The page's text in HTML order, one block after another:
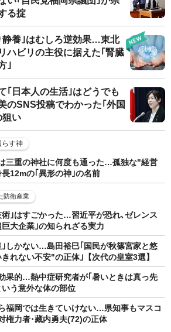
る掟
静養｣はむしろ逆効果…東北
ハビリの主役に据えた｢腎臓
｣
｢日本人の生活｣はどうでも
のSNS投稿でわかった｢外国
狙い
らす神
三重の神社に何度も通った…孤独な"経営
12mの｢異形の神｣の名前
防衛産業
｣はすごかった…習近平が恐れ､ゼレンス
大企業｣の知られざる実力
しかない…島田裕巳｢国民が秋篠宮家と悠
れない不安"の正体｣【次代の皇室3選】
果的…熱中症研究者が｢暑いときは真っ先
う意外な体の部位
福岡では生きていけない…県知事もマスコ
権力者･藏内勇夫(72)の正体